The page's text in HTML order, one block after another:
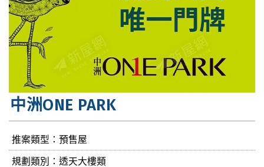
中洲ONE PARK
推案類型：預售屋
規劃類別：透天大樓類